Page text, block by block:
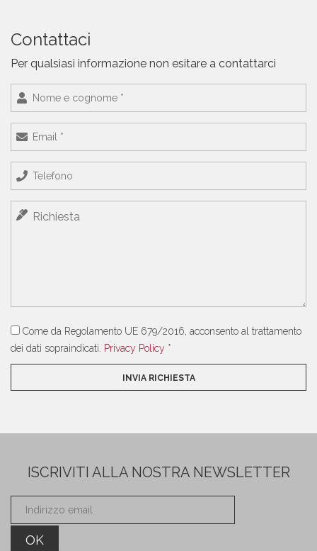
Contattaci
Per qualsiasi informazione non esitare a contattarci
Come da Regolamento UE 679/2016, acconsento al trattamento
dei dati sopraindicati.
Privacy Policy *
ISCRIVITI ALLA NOSTRA NEWSLETTER